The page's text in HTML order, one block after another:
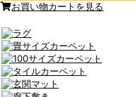
お買い物カートを見る